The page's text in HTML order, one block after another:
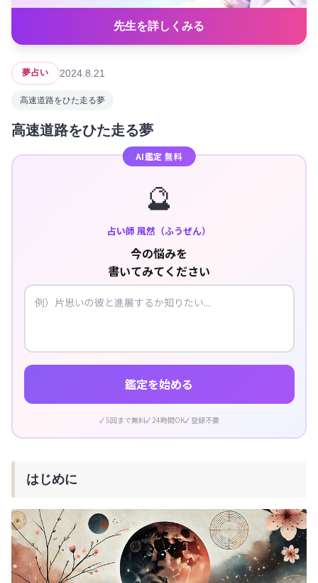
先生を詳しくみる
夢占い 2024.8.21
高速道路をひた走る夢
高速道路をひた走る夢
AI鑑定 無料
🔮
占い師 風然（ふうぜん）
今の悩みを
書いてみてください
鑑定を始める
5回まで無料 24時間OK 登録不要
はじめに